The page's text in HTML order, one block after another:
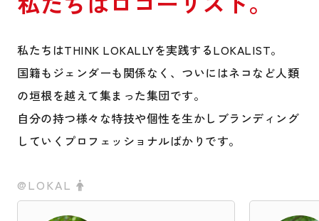
私たちはTHINK LOKALLYを実践するLOKALIST。
国籍もジェンダーも関係なく、ついにはネコなど人類
の垣根を越えて集まった集団です。
自分の持つ様々な特技や個性を生かしブランディング
していくプロフェッショナルばかりです。
@LOKAL